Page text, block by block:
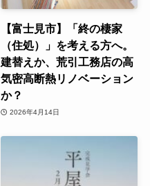
【富士見市】「終の棲家
（住処）」を考える方へ。
建替えか、荒引工務店の高
気密高断熱リノベーション
か？
2026年4月14日